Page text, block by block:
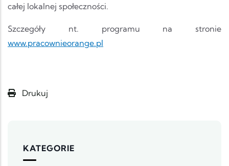
całej lokalnej społeczności.
Szczegóły nt. programu na stronie
www.pracownieorange.pl
Drukuj
KATEGORIE